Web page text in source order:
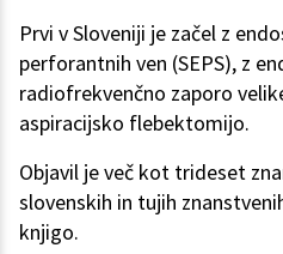
Prvi v Sloveniji je začel z
perforantnih ven (SEPS), z
radiofrekvenčno zaporo
aspiracijsko flebektomijo.
Objavil je več kot trideset
slovenskih in tujih
knjigo.